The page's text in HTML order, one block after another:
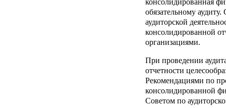
обязательному
аудиторской
консолидированной
организациями.
При проведении
отчетности
Рекомендациями по
консолидированной
Советом по